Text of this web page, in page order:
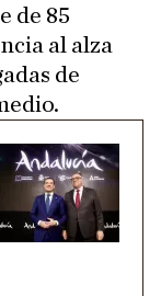
de 85
al alza
de